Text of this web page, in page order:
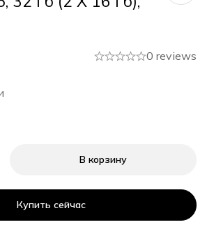
0 reviews
В корзину
Купить сейчас